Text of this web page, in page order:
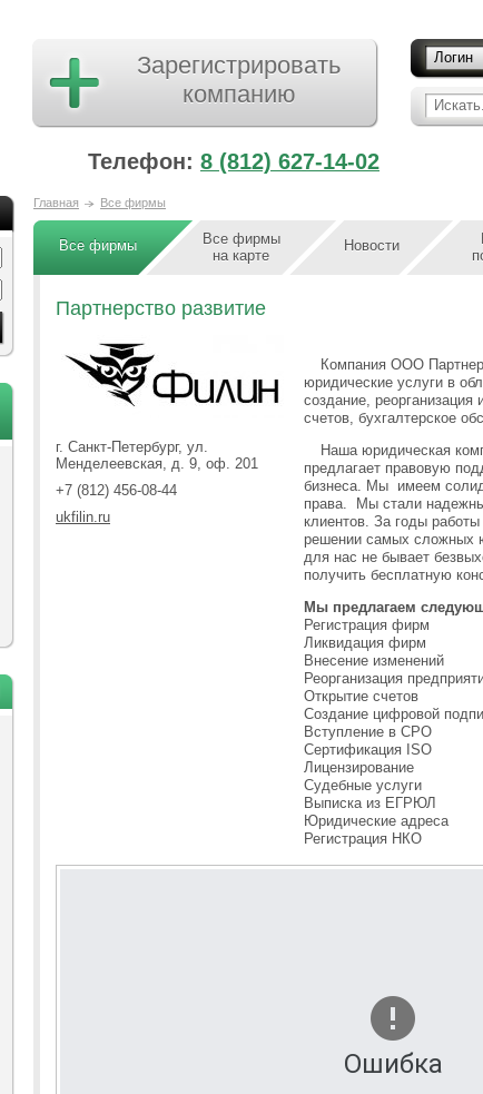
Логин
Зарегистрировать
компанию
Телефон: 8 (812) 627-14-02
Главная Все фирмы
Все фирмы
Все фирмы
на карте
Новости
Партнерство развитие
г. Санкт-Петербург, ул.
Менделеевская, д. 9, оф. 201
+7 (812) 456-08-44
ukfilin.ru
Компания ООО
юридические услуги в
создание,
счетов, бухгалтерское
Наша юридическая
предлагает правовую
бизнеса. Мы имеем
права. Мы стали
клиентов. За годы
решении самых сложных
для нас не бывает
получить бесплатную
Мы предлагаем
Регистрация фирм
Ликвидация фирм
Внесение изменений
Реорганизация
Открытие счетов
Создание цифровой
Вступление в СРО
Сертификация ISO
Лицензирование
Судебные услуги
Выписка из ЕГРЮЛ
Юридические адреса
Регистрация НКО
Ошибка